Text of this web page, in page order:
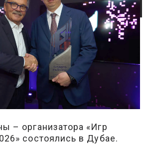
– организатора «Игр
состоялись в Дубае.